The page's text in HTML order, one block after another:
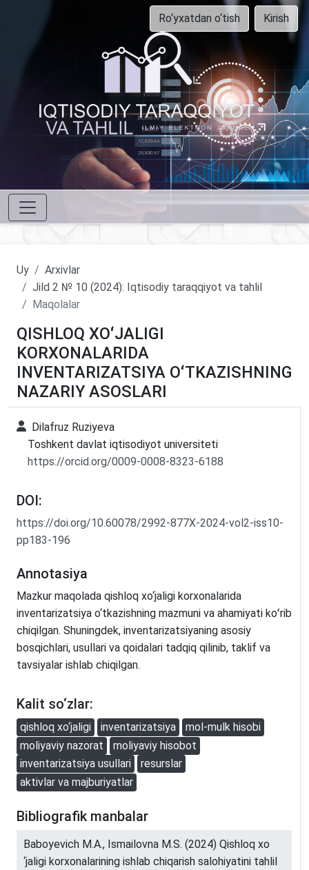
Ro‘yxatdan o‘tish Kirish
Uy
Arxivlar
Jild 2 № 10 (2024): Iqtisodiy taraqqiyot va tahlil
Maqolalar
QISHLOQ XOʻJALIGI
KORXONALARIDA
INVENTARIZATSIYA OʻTKAZISHNING
NAZARIY ASOSLARI
Dilafruz Ruziyeva
Toshkent davlat iqtisodiyot universiteti
https://orcid.org/0009-0008-8323-6188
DOI:
https://doi.org/10.60078/2992-877X-2024-vol2-iss10-
pp183-196
Annotasiya
Mazkur maqolada qishloq xo‘jaligi korxonalarida
inventarizatsiya o‘tkazishning mazmuni va ahamiyati koʻrib
chiqilgan. Shuningdek, inventarizatsiyaning asosiy
bosqichlari, usullari va qoidalari tadqiq qilinib, taklif va
tavsiyalar ishlab chiqilgan.
Kalit so‘zlar:
qishloq xo‘jaligi inventarizatsiya
mol-mulk hisobi
moliyaviy nazorat
moliyaviy hisobot
inventarizatsiya usullari
resurslar
aktivlar va majburiyatlar
Bibliografik manbalar
Baboyevich M.A., Ismailovna M.S. (2024) Qishloq xo
‘jaligi korxonalarining ishlab chiqarish salohiyatini tahlil